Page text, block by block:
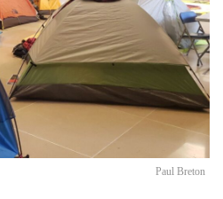
Paul Breton